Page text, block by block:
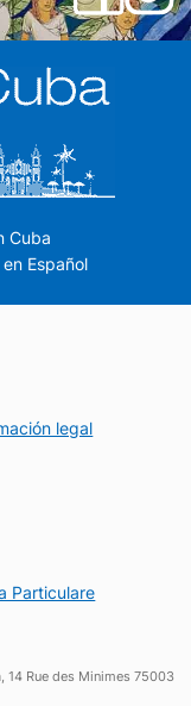
Cuba
Español
legal
Particulare
14 Rue des Minimes 75003